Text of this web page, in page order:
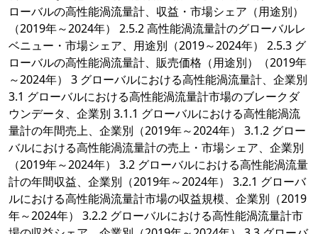
ローバルの高性能渦流量計、収益・市場シェア（用途別）
（2019年～2024年） 2.5.2 高性能渦流量計のグローバルレ
ベニュー・市場シェア、用途別（2019～2024年） 2.5.3 グ
ローバルの高性能渦流量計、販売価格（用途別）（2019年
～2024年） 3 グローバルにおける高性能渦流量計、企業別
3.1 グローバルにおける高性能渦流量計市場のブレークダ
ウンデータ、企業別 3.1.1 グローバルにおける高性能渦流
量計の年間売上、企業別（2019年～2024年） 3.1.2 グロー
バルにおける高性能渦流量計の売上・市場シェア、企業別
（2019年～2024年） 3.2 グローバルにおける高性能渦流量
計の年間収益、企業別（2019年～2024年） 3.2.1 グローバ
ルにおける高性能渦流量計市場の収益規模、企業別（2019
年～2024年） 3.2.2 グローバルにおける高性能渦流量計市